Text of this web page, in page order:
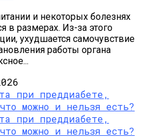
и некоторых болезнях
в размерах. Из-за этого
ухудшается самочувствие
работы органа